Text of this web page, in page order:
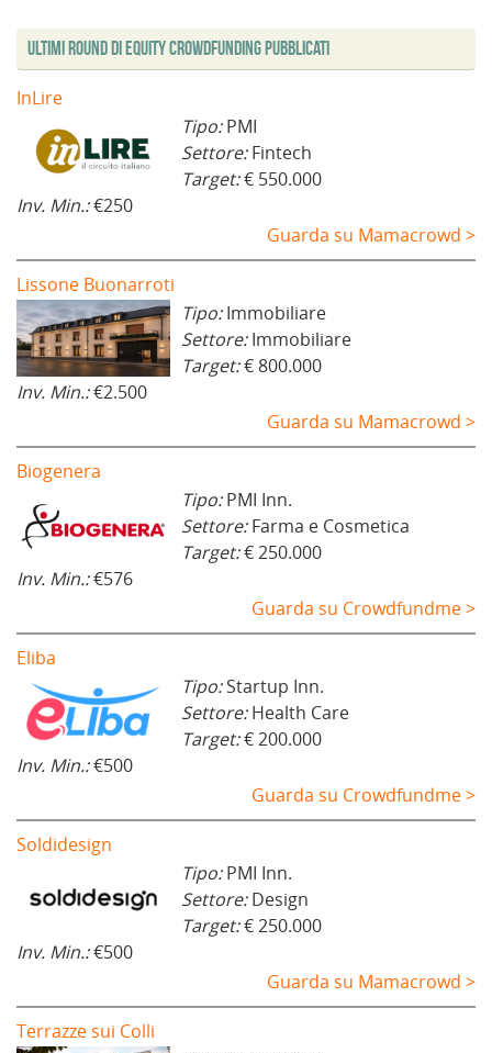
Ultimi Round di Equity Crowdfunding Pubblicati
InLire
Tipo:PMI
Settore:Fintech
Target:€ 550.000
Inv. Min.:€250
Guarda su Mamacrowd >
Lissone Buonarroti
Tipo:Immobiliare
Settore:Immobiliare
Target:€ 800.000
Inv. Min.:€2.500
Guarda su Mamacrowd >
Biogenera
Tipo:PMI Inn.
Settore:Farma e Cosmetica
Target:€ 250.000
Inv. Min.:€576
Guarda su Crowdfundme >
Eliba
Tipo:Startup Inn.
Settore:Health Care
Target:€ 200.000
Inv. Min.:€500
Guarda su Crowdfundme >
Soldidesign
Tipo:PMI Inn.
Settore:Design
Target:€ 250.000
Inv. Min.:€500
Guarda su Mamacrowd >
Terrazze sui Colli